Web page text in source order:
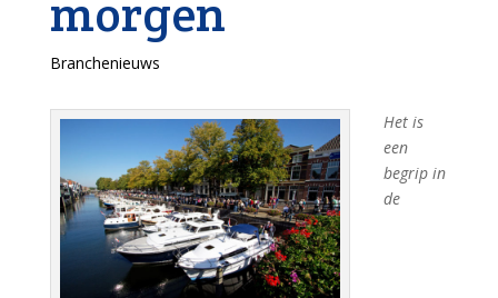
morgen
Branchenieuws
Het is
een
begrip in
de